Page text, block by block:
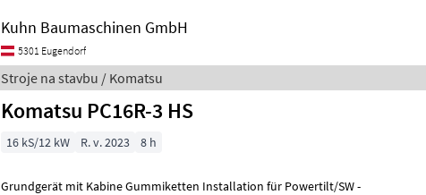
Kuhn Baumaschinen GmbH
5301 Eugendorf
Stroje na stavbu / Komatsu
Komatsu PC16R-3 HS
16 kS/12 kW R. v. 2023 8 h
Grundgerät mit Kabine Gummiketten Installation für Powertilt/SW -